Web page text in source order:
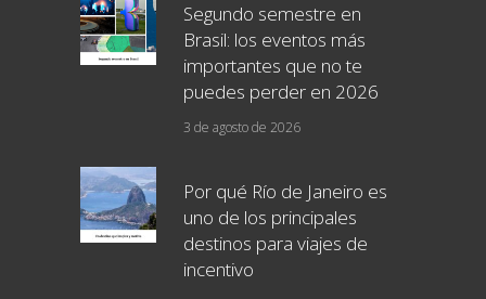
Segundo semestre en
Brasil: los eventos más
importantes que no te
puedes perder en 2026
3 de agosto de 2026
Por qué Río de Janeiro es
uno de los principales
destinos para viajes de
incentivo